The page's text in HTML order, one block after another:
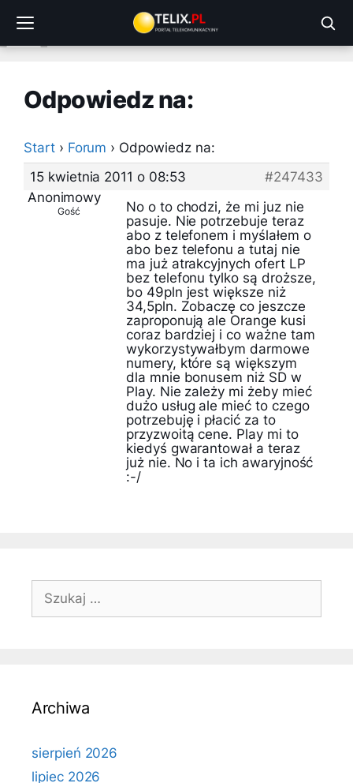
treści
Odpowiedz na:
Start › Forum › Odpowiedz na:
15 kwietnia 2011 o 08:53
#247433
Anonimowy
Gość
No o to chodzi, że mi juz nie
pasuje. Nie potrzebuje teraz
abo z telefonem i myślałem o
abo bez telefonu a tutaj nie
ma już atrakcyjnych ofert LP
bez telefonu tylko są droższe,
bo 49pln jest większe niż
34,5pln. Zobaczę co jeszcze
zaproponują ale Orange kusi
coraz bardziej i co ważne tam
wykorzystywałbym darmowe
numery, które są większym
dla mnie bonusem niż SD w
Play. Nie zależy mi żeby mieć
dużo usług ale mieć to czego
potrzebuję i płacić za to
przyzwoitą cene. Play mi to
kiedyś gwarantował a teraz
już nie. No i ta ich awaryjność
:-/
Szukaj:
Archiwa
sierpień 2026
lipiec 2026